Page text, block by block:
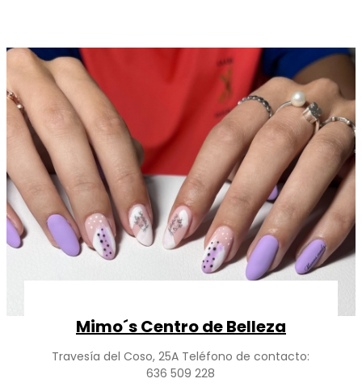
Mimo´s Centro de Belleza
Travesía del Coso, 25A Teléfono de contacto:
636 509 228